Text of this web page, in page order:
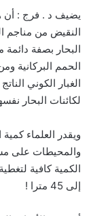
يضيف د . فرج : أن
النقيض من مناجم
البحار بصفة دائمة
الغبار الكوني
لكائنات البحار
ويقدر العلماء كمية
الكمية كافية
إلى 45 مترا !